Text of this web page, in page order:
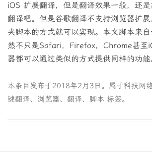
iOS 扩展翻译，但是翻译效果一般，还
翻译吧。但是谷歌翻译不支持浏览器扩
夹脚本的方式就可以实现。本文脚本来
然不只是Safari，Firefox，Chrome甚至
器都可以通过类似的方式提供同样的功能
本条目发布于2018年2月3日 。属于科技网
键翻译、 浏览器、 翻译、 脚本 标签。